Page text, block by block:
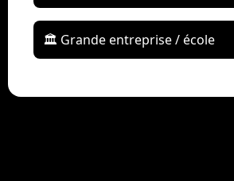
🏛️ Grande entreprise / école